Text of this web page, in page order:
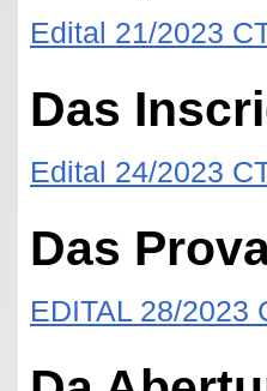
Edital 21/2023
Das
Edital 24/2023
Das
EDITAL 28/2023